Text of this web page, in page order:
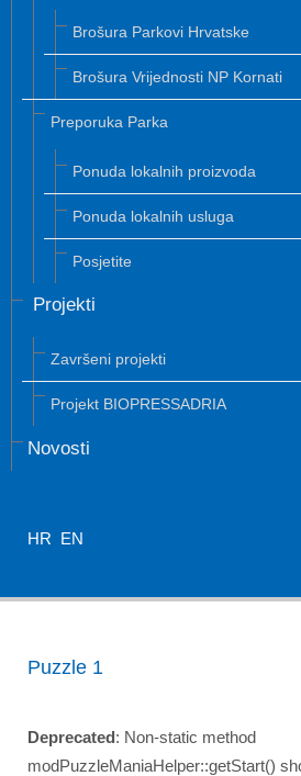
Brošura Parkovi Hrvatske
Brošura Vrijednosti NP Kornati
Preporuka Parka
Ponuda lokalnih proizvoda
Ponuda lokalnih usluga
Posjetite
Projekti
Završeni projekti
Projekt BIOPRESSADRIA
Novosti
HR EN
Puzzle 1
Deprecated: Non-static method
modPuzzleManiaHelper::getStart()